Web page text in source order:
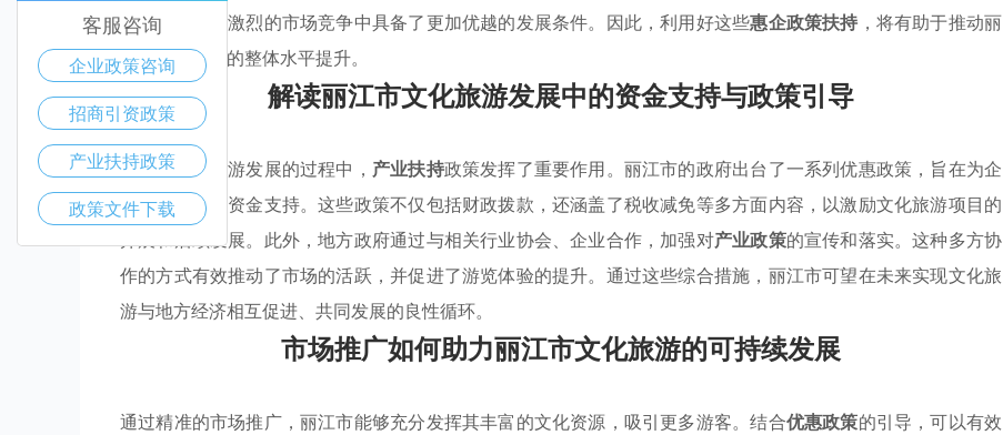
使得丽江市在激烈的市场竞争中具备了更加优越的发展条件。因此，利用好这些惠企政策扶持 ，将有助于推动丽
城市文化旅游的整体水平提升。
解读丽江市文化旅游发展中的资金支持与政策引导
在促进文化旅游发展的过程中， 产业扶持政策发挥了重要作用。丽江市的政府出台了一系列优惠政策，旨在为企
业提供必要的资金支持。这些政策不仅包括财政拨款，还涵盖了税收减免等多方面内容，以激励文化旅游项目的
开展和后续发展。此外，地方政府通过与相关行业协会、企业合作，加强对产业政策的宣传和落实。这种多方协
作的方式有效推动了市场的活跃，并促进了游览体验的提升。通过这些综合措施，丽江市可望在未来实现文化旅
游与地方经济相互促进、共同发展的良性循环。
市场推广如何助力丽江市文化旅游的可持续发展
通过精准的市场推广，丽江市能够充分发挥其丰富的文化资源，吸引更多游客。结合优惠政策的引导，可以有效
客服咨询
企业政策咨询
招商引资政策
产业扶持政策
政策文件下载